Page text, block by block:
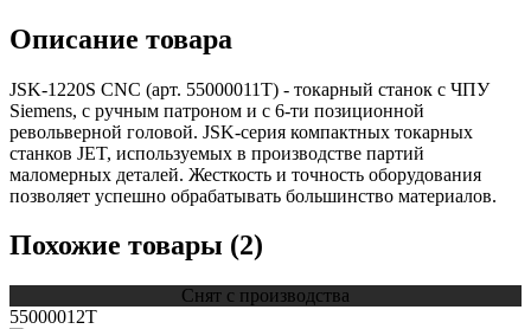
Описание товара
JSK-1220S CNC (арт. 55000011T) - токарный станок с ЧПУ
Siemens, с ручным патроном и с 6-ти позиционной
револьверной головой. JSK-серия компактных токарных
станков JET, используемых в производстве партий
маломерных деталей. Жесткость и точность оборудования
позволяет успешно обрабатывать большинство материалов.
Похожие товары (2)
Снят с производства
55000012T